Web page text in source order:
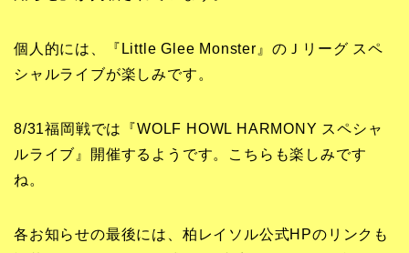
個人的には、『Little Glee Monster』のＪリーグ スペ
シャルライブが楽しみです。
8/31福岡戦では『WOLF HOWL HARMONY スペシャ
ルライブ』開催するようです。こちらも楽しみです
ね。
各お知らせの最後には、柏レイソル公式HPのリンクも